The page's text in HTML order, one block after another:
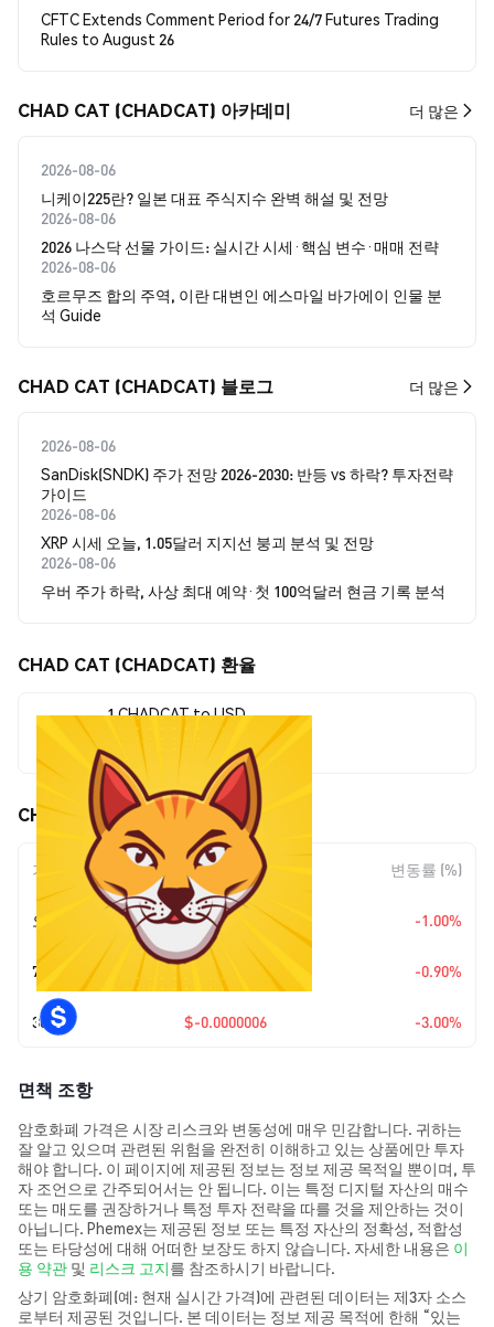
CFTC Extends Comment Period for 24/7 Futures Trading
Rules to August 26
CHAD CAT (CHADCAT) 아카데미 더 많은
2026-08-06
니케이225란? 일본 대표 주식지수 완벽 해설 및 전망
2026-08-06
2026 나스닥 선물 가이드: 실시간 시세·핵심 변수·매매 전략
2026-08-06
호르무즈 합의 주역, 이란 대변인 에스마일 바가에이 인물 분
석 Guide
CHAD CAT (CHADCAT) 블로그 더 많은
2026-08-06
SanDisk(SNDK) 주가 전망 2026-2030: 반등 vs 하락? 투자전략
가이드
2026-08-06
XRP 시세 오늘, 1.05달러 지지선 붕괴 분석 및 전망
2026-08-06
우버 주가 하락, 사상 최대 예약·첫 100억달러 현금 기록 분석
CHAD CAT (CHADCAT) 환율
1 CHADCAT to USD
$0.00001934
CHAD CAT (CHADCAT) 가격 움직임
기간 변동 폭 변동률 (%)
오늘 $-0.0000002 -1.00%
7일 $-0.00000018 -0.90%
30일 $-0.0000006 -3.00%
면책 조항
암호화폐 가격은 시장 리스크와 변동성에 매우 민감합니다. 귀하는
잘 알고 있으며 관련된 위험을 완전히 이해하고 있는 상품에만 투자
해야 합니다. 이 페이지에 제공된 정보는 정보 제공 목적일 뿐이며, 투
자 조언으로 간주되어서는 안 됩니다. 이는 특정 디지털 자산의 매수
또는 매도를 권장하거나 특정 투자 전략을 따를 것을 제안하는 것이
아닙니다. Phemex는 제공된 정보 또는 특정 자산의 정확성, 적합성
또는 타당성에 대해 어떠한 보장도 하지 않습니다. 자세한 내용은 이
용 약관 및 리스크 고지를 참조하시기 바랍니다.
상기 암호화폐(예: 현재 실시간 가격)에 관련된 데이터는 제3자 소스
로부터 제공된 것입니다. 본 데이터는 정보 제공 목적에 한해 “있는